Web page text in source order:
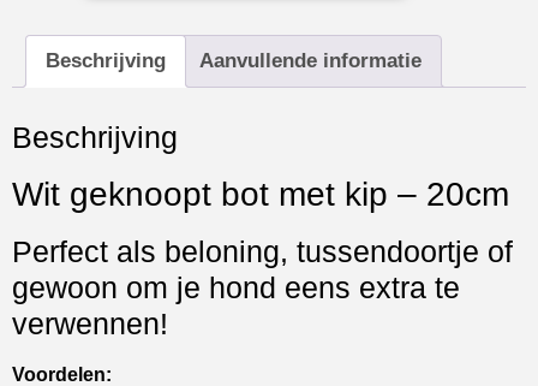
Beschrijving Aanvullende informatie
Beschrijving
Wit geknoopt bot met kip – 20cm
Perfect als beloning, tussendoortje of
gewoon om je hond eens extra te
verwennen!
Voordelen: